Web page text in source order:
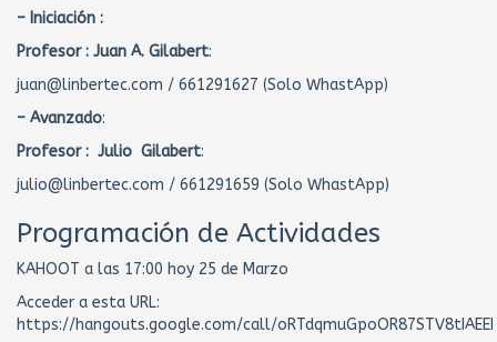
– Iniciación :
Profesor : Juan A. Gilabert:
juan@linbertec.com / 661291627 (Solo WhastApp)
– Avanzado:
Profesor : Julio Gilabert:
julio@linbertec.com / 661291659 (Solo WhastApp)
Programación de Actividades
KAHOOT a las 17:00 hoy 25 de Marzo
Acceder a esta URL:
https://hangouts.google.com/call/oRTdqmuGpoOR87STV8tIAEEI